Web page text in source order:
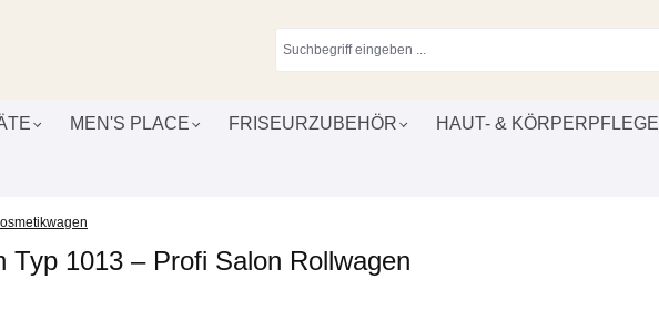
MEN'S PLACE FRISEURZUBEHÖR HAUT- & KÖRPERPFLEGE
Typ 1013 – Profi Salon Rollwagen